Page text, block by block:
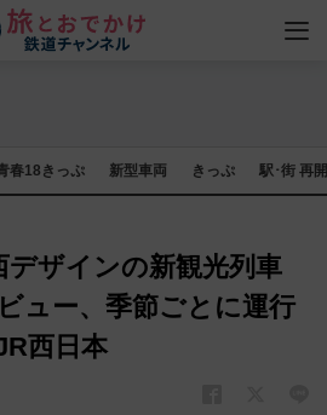
春18きっぷ 新型車両 きっぷ 駅･街 再
デザインの新観光列車
ュー、季節ごとに運行
西日本